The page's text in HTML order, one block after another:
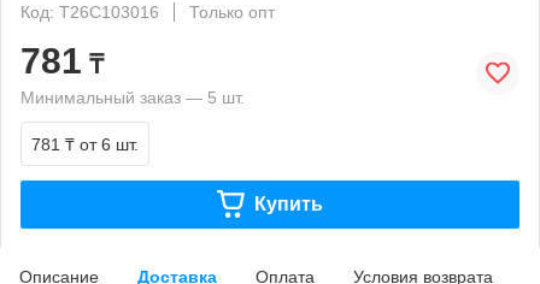
Код: T26C103016
Только опт
781 ₸
Минимальный заказ — 5 шт.
781 ₸ от 6 шт.
Купить
Описание Доставка Оплата Условия возврата